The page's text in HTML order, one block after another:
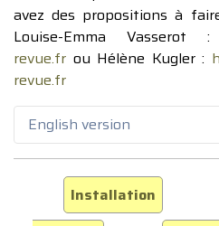
avez des propositions à
Louise-Emma Vasserot :
revue.fr ou Hélène Kugler :
revue.fr
English version
Installation